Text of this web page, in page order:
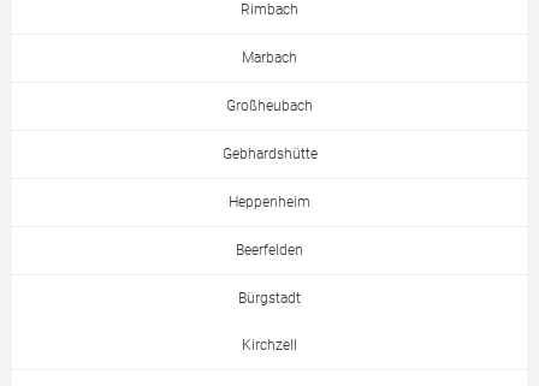
Rimbach
Marbach
Großheubach
Gebhardshütte
Heppenheim
Beerfelden
Bürgstadt
Kirchzell